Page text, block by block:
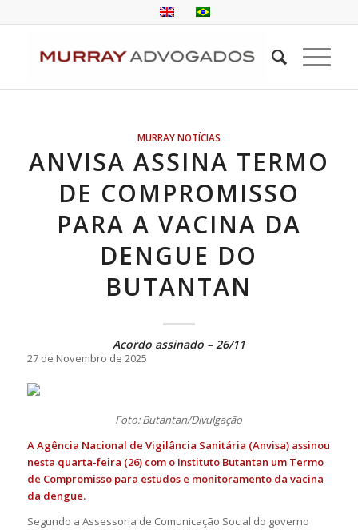
MURRAY NOTÍCIAS
ANVISA ASSINA TERMO
DE COMPROMISSO
PARA A VACINA DA
DENGUE DO
BUTANTAN
Acordo assinado – 26/11
27 de Novembro de 2025
Foto: Butantan/Divulgação
A Agência Nacional de Vigilância Sanitária (Anvisa) assinou
nesta quarta-feira (26) com o Instituto Butantan um Termo
de Compromisso para estudos e monitoramento da vacina
da dengue.
Segundo a Assessoria de Comunicação Social do governo